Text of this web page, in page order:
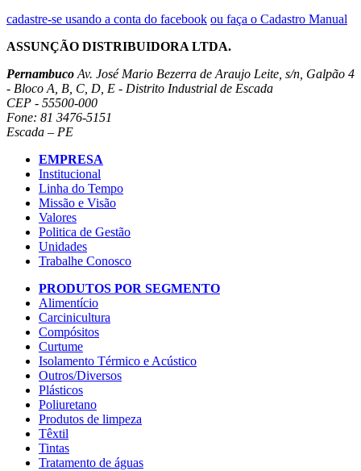
cadastre-se usando a conta do facebook ou faça o Cadastro Manual
ASSUNÇÃO DISTRIBUIDORA LTDA.
Pernambuco Av. José Mario Bezerra de Araujo Leite, s/n, Galpão 4
- Bloco A, B, C, D, E - Distrito Industrial de Escada
CEP - 55500-000
Fone: 81 3476-5151
Escada – PE
EMPRESA
Institucional
Linha do Tempo
Missão e Visão
Valores
Politica de Gestão
Unidades
Trabalhe Conosco
PRODUTOS POR SEGMENTO
Alimentício
Carcinicultura
Compósitos
Curtume
Isolamento Térmico e Acústico
Outros/Diversos
Plásticos
Poliuretano
Produtos de limpeza
Têxtil
Tintas
Tratamento de águas